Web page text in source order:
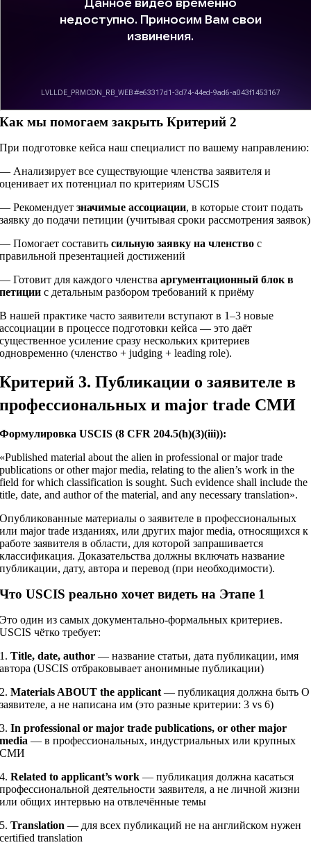
Как мы помогаем закрыть Критерий 2
При подготовке кейса наш специалист по вашему направлению:
— Анализирует все существующие членства заявителя и
оценивает их потенциал по критериям USCIS
— Рекомендуетзначимые ассоциации, в которые стоит подать
заявку до подачи петиции (учитывая сроки рассмотрения заявок)
— Помогает составитьсильную заявку на членство с
правильной презентацией достижений
— Готовит для каждого членствааргументационный блок в
петиции с детальным разбором требований к приёму
В нашей практике часто заявители вступают в 1–3 новые
ассоциации в процессе подготовки кейса — это даёт
существенное усиление сразу нескольких критериев
одновременно (членство + judging + leading role).
Критерий 3. Публикации о заявителе в
профессиональных и major trade СМИ
Формулировка USCIS (8 CFR 204.5(h)(3)(iii)):
«Published material about the alien in professional or major trade
publications or other major media, relating to the alien’s work in the
field for which classification is sought. Such evidence shall include the
title, date, and author of the material, and any necessary translation».
Опубликованные материалы о заявителе в профессиональных
или major trade изданиях, или других major media, относящихся к
работе заявителя в области, для которой запрашивается
классификация. Доказательства должны включать название
публикации, дату, автора и перевод (при необходимости).
Что USCIS реально хочет видеть на Этапе 1
Это один из самых документально-формальных критериев.
USCIS чётко требует:
1.Title, date, author — название статьи, дата публикации, имя
автора (USCIS отбраковывает анонимные публикации)
2.Materials ABOUT the applicant — публикация должна быть О
заявителе, а не написана им (это разные критерии: 3 vs 6)
3.In professional or major trade publications, or other major
media — в профессиональных, индустриальных или крупных
СМИ
4.Related to applicant’s work — публикация должна касаться
профессиональной деятельности заявителя, а не личной жизни
или общих интервью на отвлечённые темы
5.Translation — для всех публикаций не на английском нужен
certified translation